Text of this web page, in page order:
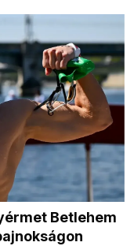
Betlehem